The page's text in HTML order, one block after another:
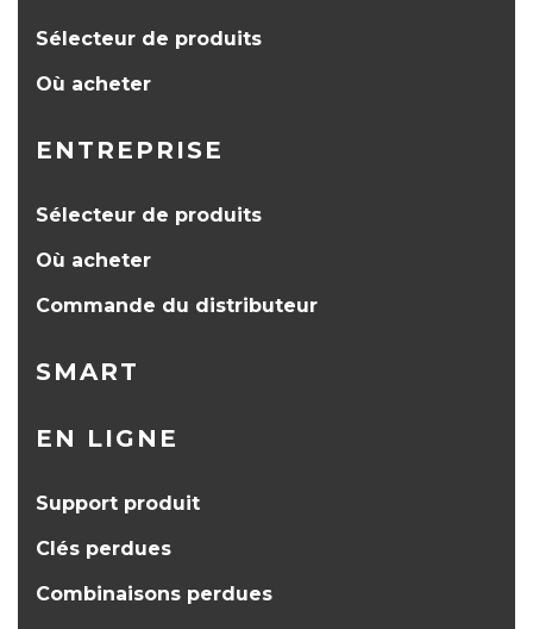
Sélecteur de produits
Où acheter
ENTREPRISE
Sélecteur de produits
Où acheter
Commande du distributeur
SMART
EN LIGNE
Support produit
Clés perdues
Combinaisons perdues